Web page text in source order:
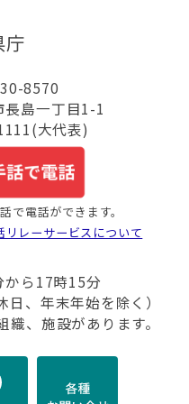
庁
8570
島一丁目1-1
大代表)
で電話ができます。
リレーサービスについて
ら17時15分
日、年末年始を除く）
、施設があります。